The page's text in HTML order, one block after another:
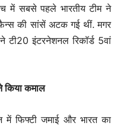
में सबसे पहले भारतीय टीम ने
की सांसें अटक गई थीं. मगर
टी20 इंटरनेशनल रिकॉर्ड 5वां
किया कमाल
में फिफ्टी जमाई और भारत का